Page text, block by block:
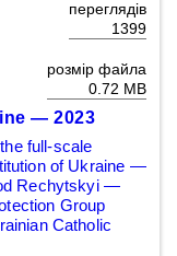
переглядів
1399
розмір файла
0.72 MB
— 2023
full-scale
of Ukraine —
Rechytskyi —
Group
Catholic